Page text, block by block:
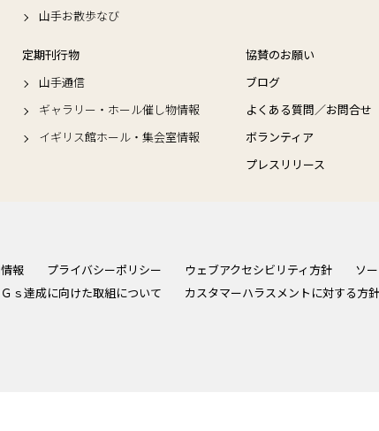
山手お散歩なび
定期刊行物
山手通信
ギャラリー・ホール催し物情報
イギリス館ホール・集会室情報
協賛のお願い
ブログ
よくある質問／お問合せ
ボランティア
プレスリリース
報 プライバシーポリシー ウェブアクセシビリティ方針
ソ
ｓ達成に向けた取組について
カスタマーハラスメントに対する方針